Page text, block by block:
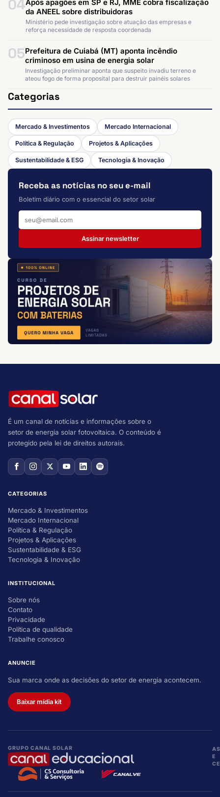
04Após apagões em SP e RJ, MME cobra fiscalização
da ANEEL sobre distribuidoras
Ministério pede investigação sobre atuação das empresas e
reforça necessidade de resposta coordenada
05Prefeitura de Cuiabá (MT) aponta incêndio
criminoso em usina de energia solar
Investigação preliminar aponta que suspeito invadiu terreno e
ateou fogo de forma proposital para destruir painéis solares
Categorias
Mercado & Investimentos Mercado Internacional
Política & Regulação Projetos & Aplicações
Sustentabilidade & ESG Tecnologia & Inovação
Receba as notícias no seu e-mail
Boletim diário com o essencial do setor solar
Assinar newsletter
É um canal de notícias e informações sobre o
setor de energia solar fotovoltaica. O conteúdo é
protegido pela lei de direitos autorais.
CATEGORIAS
Mercado & Investimentos
Mercado Internacional
Política & Regulação
Projetos & Aplicações
Sustentabilidade & ESG
Tecnologia & Inovação
INSTITUCIONAL
Sobre nós
Contato
Privacidade
Política de qualidade
Trabalhe conosco
ANUNCIE
Sua marca onde as decisões do setor de energia acontecem.
Baixar mídia kit
GRUPO CANAL SOLAR
E